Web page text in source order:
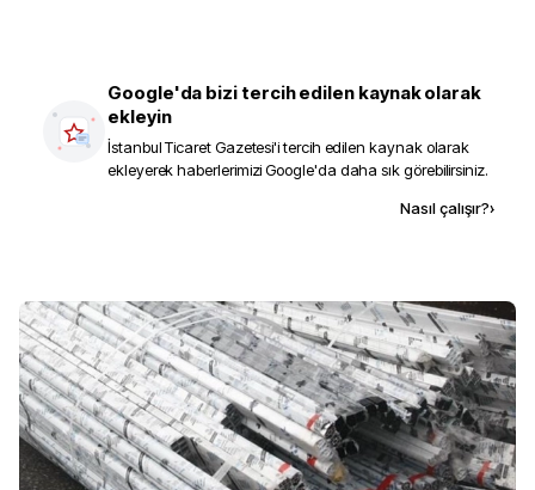
Google'da bizi tercih edilen kaynak olarak
ekleyin
İstanbul Ticaret Gazetesi'i tercih edilen kaynak olarak
ekleyerek haberlerimizi Google'da daha sık görebilirsiniz.
Nasıl çalışır?›